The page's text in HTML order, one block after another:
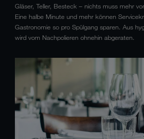
Gläser, Teller, Besteck – nichts muss mehr
Eine halbe Minute und mehr können
Gastronomie so pro Spülgang sparen. Aus
wird vom Nachpolieren ohnehin abgeraten.